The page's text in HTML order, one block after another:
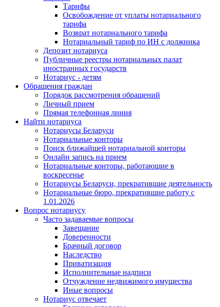
Тарифы
Освобождение от уплаты нотариального
тарифа
Возврат нотариального тарифа
Нотариальный тариф по ИН с должника
Депозит нотариуса
Публичные реестры нотариальных палат
иностранных государств
Нотариус - детям
Обращения граждан
Порядок рассмотрения обращений
Личный прием
Прямая телефонная линия
Найти нотариуса
Нотариусы Беларуси
Нотариальные конторы
Поиск ближайшей нотариальной конторы
Онлайн запись на прием
Нотариальные конторы, работающие в
воскресенье
Нотариусы Беларуси, прекратившие деятельность
Нотариальные бюро, прекратившие работу с
1.01.2026
Вопрос нотариусу
Часто задаваемые вопросы
Завещание
Доверенности
Брачный договор
Наследство
Приватизация
Исполнительные надписи
Отчуждение недвижимого имущества
Иные вопросы
Нотариус отвечает